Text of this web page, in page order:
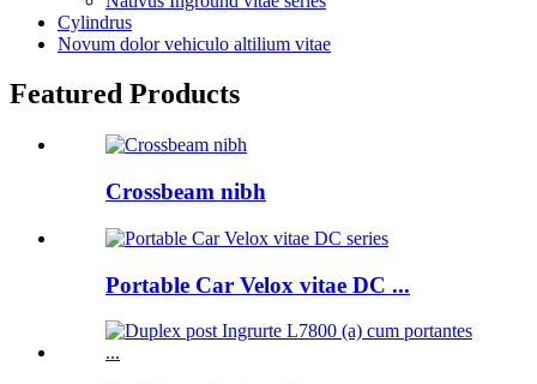
Cylindrus
Novum dolor vehiculo altilium vitae
Featured Products
Crossbeam nibh
Portable Car Velox vitae DC ...